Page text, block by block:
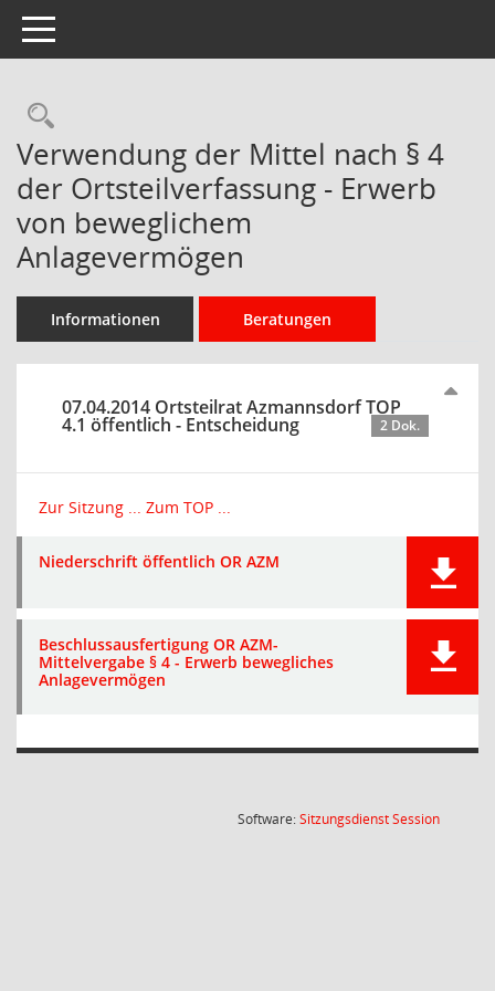
Toggle navigation
Rechercheauswahl
Verwendung der Mittel nach § 4
der Ortsteilverfassung - Erwerb
von beweglichem
Anlagevermögen
Informationen Beratungen
07.04.2014 Ortsteilrat Azmannsdorf TOP
4.1 öffentlich - Entscheidung 2 Dok.
Zur Sitzung ... Zum TOP ...
Niederschrift öffentlich OR AZM
Beschlussausfertigung OR AZM-
Mittelvergabe § 4 - Erwerb bewegliches
Anlagevermögen
Software:SitzungsdienstSession(Wird in